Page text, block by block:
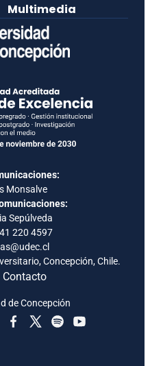
Multimedia
Monsalve
Sepúlveda
220 4597
Concepción, Chile.
Contacto
de Concepción